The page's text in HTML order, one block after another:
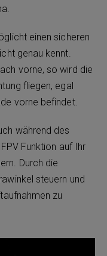
einen sicheren
genau kennt.
vorne, so wird die
fliegen, egal
vorne befindet.
während des
Funktion auf Ihr
Durch die
steuern und
zu